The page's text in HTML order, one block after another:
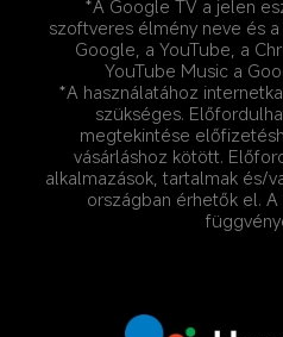
*A Google TV a jelen
szoftveres élmény neve és
Google, a YouTube, a
YouTube Music a
*A használatához
szükséges.
megtekintése
vásárláshoz kötött.
alkalmazások, tartalmak és/
országban érhetők el.